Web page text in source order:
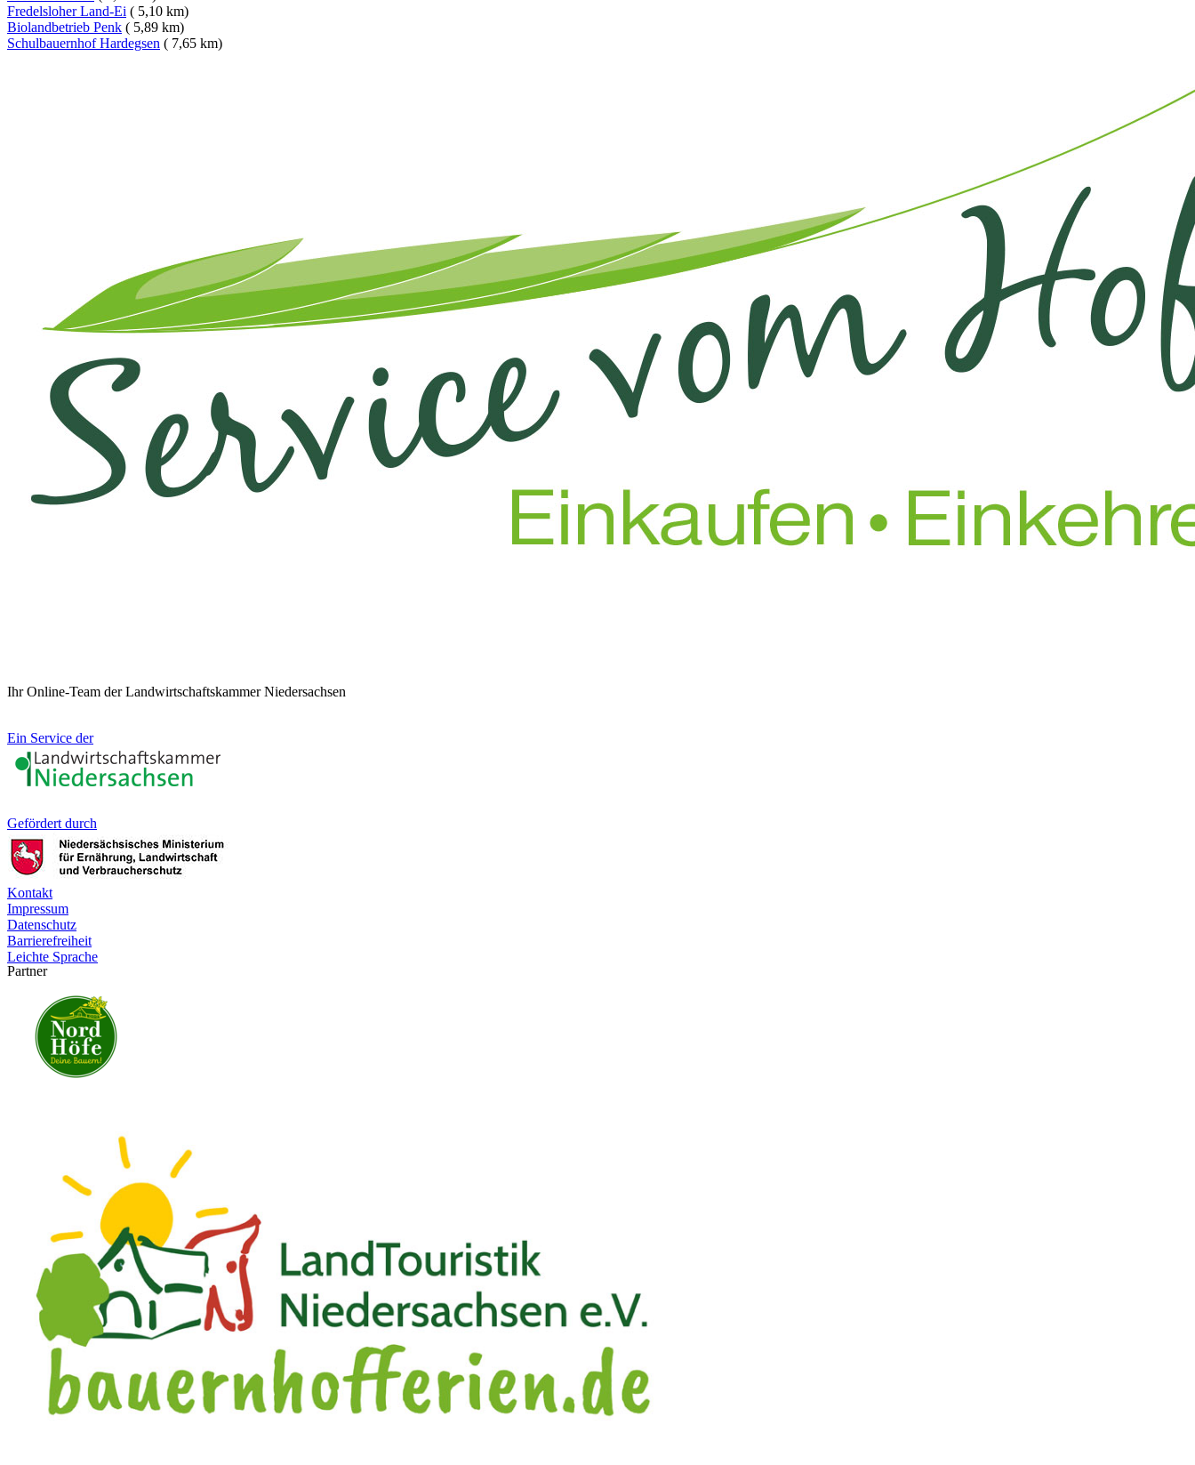
Fredelsloher Land-Ei ( 5,10 km)
Biolandbetrieb Penk ( 5,89 km)
Schulbauernhof Hardegsen ( 7,65 km)
Ihr Online-Team der Landwirtschaftskammer Niedersachsen
Ein Service der
Gefördert durch
Kontakt
Impressum
Datenschutz
Barrierefreiheit
Leichte Sprache
Partner